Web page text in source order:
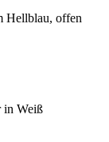
Hellblau, offen
in Weiß